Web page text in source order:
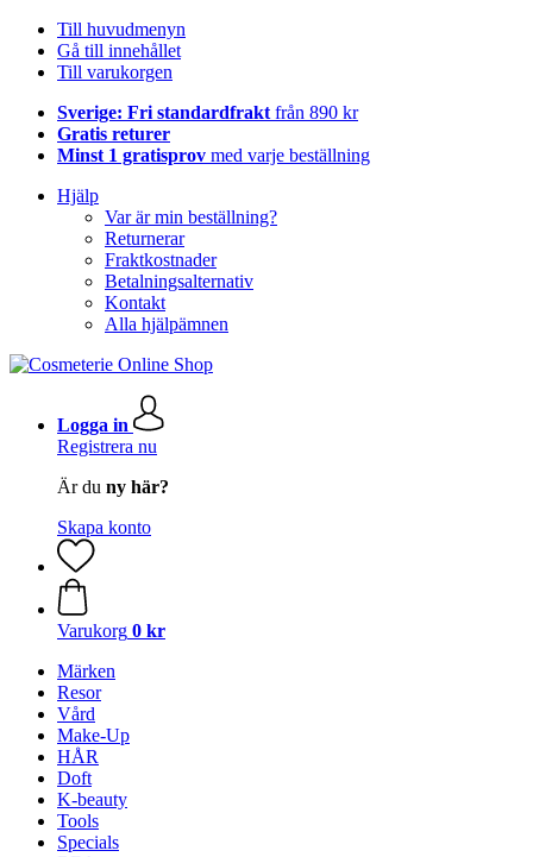
Till huvudmenyn
Gå till innehållet
Till varukorgen
Sverige: Fri standardfrakt från 890 kr
Gratis returer
Minst 1 gratisprov med varje beställning
Hjälp
Var är min beställning?
Returnerar
Fraktkostnader
Betalningsalternativ
Kontakt
Alla hjälpämnen
Logga in
Registrera nu
Är du ny här?
Skapa konto
Varukorg 0 kr
Märken
Resor
Vård
Make-Up
HÅR
Doft
K-beauty
Tools
Specials